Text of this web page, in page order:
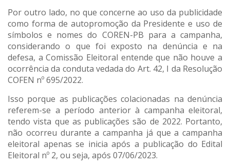
Por outro lado, no que concerne ao uso da publicidade
como forma de autopromoção da Presidente e uso de
símbolos e nomes do COREN-PB para a campanha,
considerando o que foi exposto na denúncia e na
defesa, a Comissão Eleitoral entende que não houve a
ocorrência da conduta vedada do Art. 42, I da Resolução
COFEN nº 695/2022.
Isso porque as publicações colacionadas na denúncia
referem-se a período anterior à campanha eleitoral,
tendo vista que as publicações são de 2022. Portanto,
não ocorreu durante a campanha já que a campanha
eleitoral apenas se inicia após a publicação do Edital
Eleitoral nº 2, ou seja, após 07/06/2023.